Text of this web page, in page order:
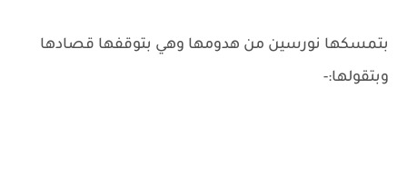
بتمسكها نورسين من هدومها وهي بتوقفها قصادها
وبتقولها:-